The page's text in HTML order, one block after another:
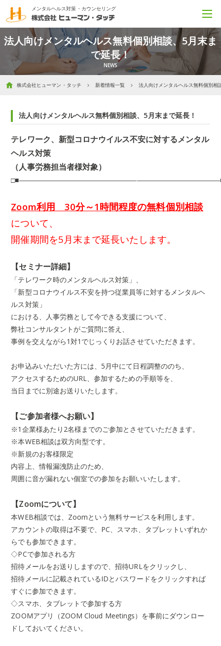
メンタルヘルス対策・カウンセリング
法人向けメンタルヘルス無料個別相談、5月末ま
で延長！
株式会社ヒューマン・タッチ 新着情報一覧 法人向けメンタルヘルス無料個別相
法人向けメンタルヘルス無料個別相談、5月末まで延長！
テレワーク、新型コロナウイルス不安に対するメンタル
ヘルス対策
（人事労務担当者様対象）
Zoom利用 30分～1時間程度の無料個別相談
について、
開催期間を5月末まで延長いたします。
【セミナー詳細】
「テレワーク時のメンタルヘルス対策」、
「新型コロナウイルス不安を持つ従業員等に対するメンタルヘ
ルス対策」
における、人事労務として今できる支援について、
弊社コンサルタントがご質問に答え、
事例を交えながら1対1 でじっくりお話させていただきます。
お申込みいただいた方には、5月中にて日程調整ののち、
アクセスするためのURL、参加するための手順等を、
当日までに別途お送りいたします。
【ご参加者様へお願い】
※1 企業様あたり 2名様までのご参加とさせていただきます。
※本WEB相談は双方向型です。
※新規のお客様限定
内容上、情報漏洩防止のため、
周囲に音が漏れない個室での参加をお願いいたします。
【Zoomについて】
本WEB相談では、 Zoomという無料サービスを利用します。
アカウントの取得は不要で、 PC、スマホ、タブレットいずれか
らでも参加できます。
◇PCで参加される方
招待メールをお送りしますので、招待URLをクリックし、
招待メールに記載されているIDとパスワードをクリックすれば
すぐに参加できます。
◇スマホ、タブレットで参加する方
ZOOMアプリ（ZOOM Cloud Meetings）を事前にダウンロー
ドしておいてください。